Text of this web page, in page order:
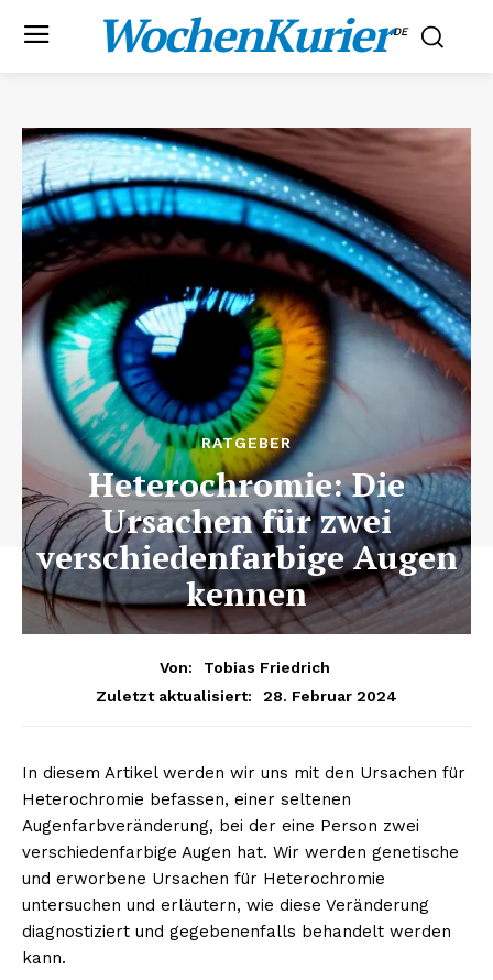
WochenKurier.DE
RATGEBER
Heterochromie: Die
Ursachen für zwei
verschiedenfarbige Augen
kennen
Von:
Tobias Friedrich
Zuletzt aktualisiert:
28. Februar 2024
In diesem Artikel werden wir uns mit den Ursachen für
Heterochromie befassen, einer seltenen
Augenfarbveränderung, bei der eine Person zwei
verschiedenfarbige Augen hat. Wir werden genetische
und erworbene Ursachen für Heterochromie
untersuchen und erläutern, wie diese Veränderung
diagnostiziert und gegebenenfalls behandelt werden
kann.